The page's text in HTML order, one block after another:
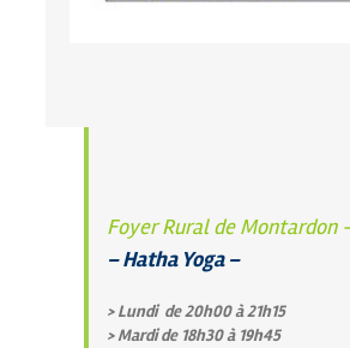
Foyer Rural de Montardon
– Hatha Yoga –
> Lundi de 20h00 à 21h15
> Mardi de 18h30 à 19h45